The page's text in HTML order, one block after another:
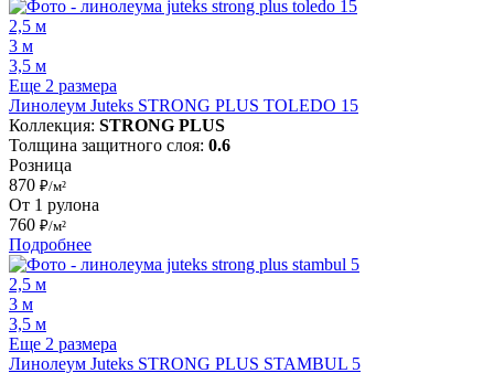
2,5 м
3 м
3,5 м
Еще 2 размера
Линолеум Juteks STRONG PLUS TOLEDO 15
Коллекция: STRONG PLUS
Толщина защитного слоя: 0.6
Розница
870 ₽/м²
От 1 рулона
760 ₽/м²
Подробнее
2,5 м
3 м
3,5 м
Еще 2 размера
Линолеум Juteks STRONG PLUS STAMBUL 5